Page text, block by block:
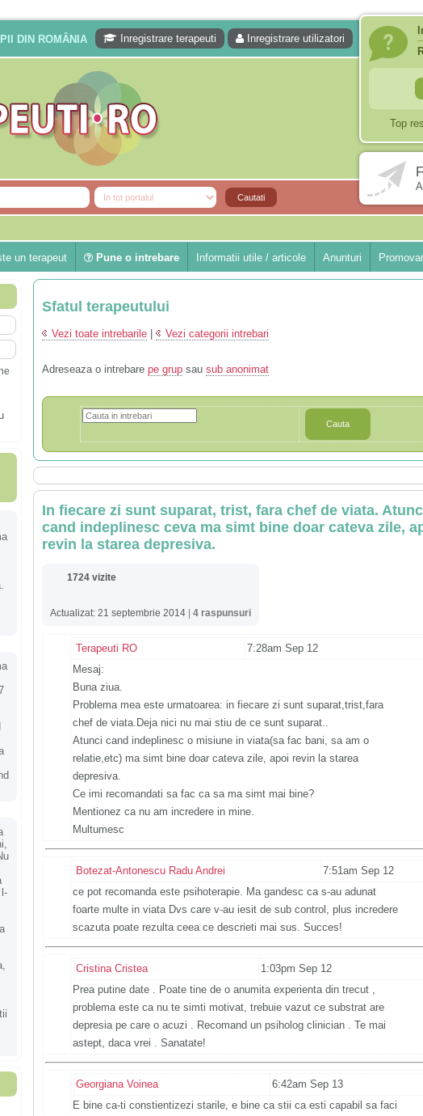
DIN ROMÂNIA Inregistrare terapeuti Inregistrare utilizatori
Top
un terapeut Pune o intrebare Informatii utile / articole Anunturi
Sfatul terapeutului
Vezi toate intrebarile Vezi categorii intrebari
Adreseaza o intrebare pe grup sau sub anonimat
Cauta
In fiecare zi sunt suparat, trist, fara chef de viata.
cand indeplinesc ceva ma simt bine doar cateva zile,
revin la starea depresiva.
1724 vizite
Actualizat: 21 septembrie 2014 4 raspunsuri
Terapeuti RO
7:28am Sep 12
Mesaj:
Buna ziua.
Problema mea este urmatoarea: in fiecare zi sunt suparat,trist,fara
chef de viata.Deja nici nu mai stiu de ce sunt suparat..
Atunci cand indeplinesc o misiune in viata(sa fac bani, sa am o
relatie,etc) ma simt bine doar cateva zile, apoi revin la starea
depresiva.
Ce imi recomandati sa fac ca sa ma simt mai bine?
Mentionez ca nu am incredere in mine.
Multumesc
Botezat-Antonescu Radu Andrei
7:51am Sep 12
ce pot recomanda este psihoterapie. Ma gandesc ca s-au adunat
foarte multe in viata Dvs care v-au iesit de sub control, plus incredere
scazuta poate rezulta ceea ce descrieti mai sus. Succes!
Cristina Cristea
1:03pm Sep 12
Prea putine date . Poate tine de o anumita experienta din trecut ,
problema este ca nu te simti motivat, trebuie vazut ce substrat are
depresia pe care o acuzi . Recomand un psiholog clinician . Te mai
astept, daca vrei . Sanatate!
Georgiana Voinea
6:42am Sep 13
E bine ca-ti constientizezi starile, e bine ca stii ca esti capabil sa faci